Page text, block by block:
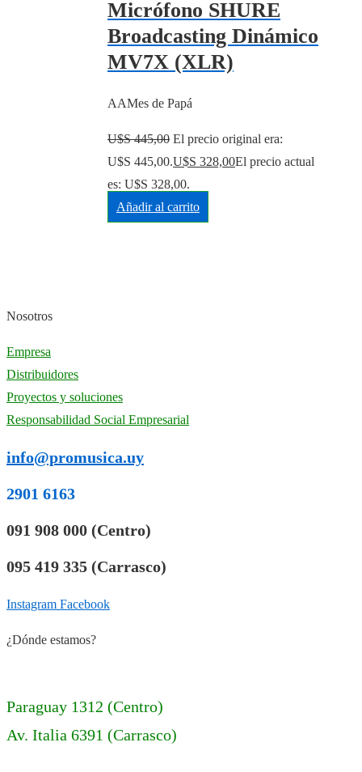
Micrófono SHURE
Broadcasting Dinámico
MV7X (XLR)
AAMes de Papá
U$S445,00 El precio original era:
U$S 445,00.U$S 328,00El precio actual
es: U$S 328,00.
Añadir al carrito
Nosotros
Empresa
Distribuidores
Proyectos y soluciones
Responsabilidad Social Empresarial
info@promusica.uy
2901 6163
091 908 000 (Centro)
095 419 335 (Carrasco)
Instagram Facebook
¿Dónde estamos?
Paraguay 1312 (Centro)
Av. Italia 6391 (Carrasco)